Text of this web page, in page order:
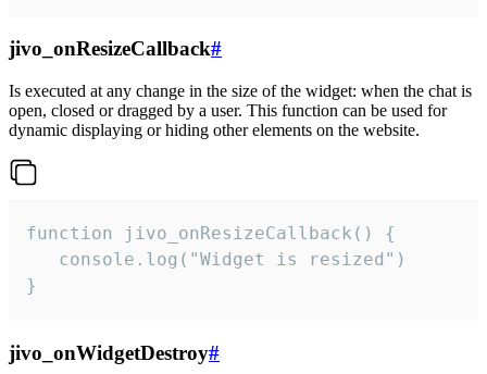
jivo_onResizeCallback#
Is executed at any change in the size of the widget: when the chat is
open, closed or dragged by a user. This function can be used for
dynamic displaying or hiding other elements on the website.
function jivo_onResizeCallback() {
   console.log("Widget is resized")
}
jivo_onWidgetDestroy#